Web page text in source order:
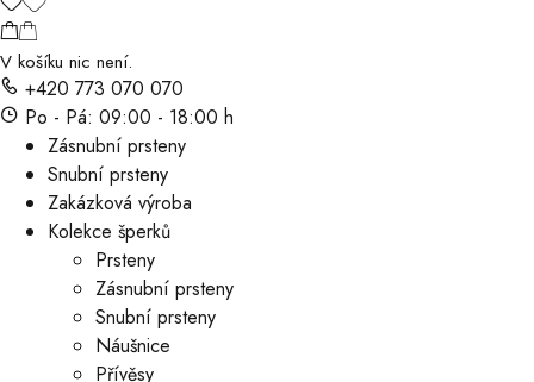
V košíku nic není.
+420 773 070 070
Po - Pá: 09:00 - 18:00 h
Zásnubní prsteny
Snubní prsteny
Zakázková výroba
Kolekce šperků
Prsteny
Zásnubní prsteny
Snubní prsteny
Náušnice
Přívěsy